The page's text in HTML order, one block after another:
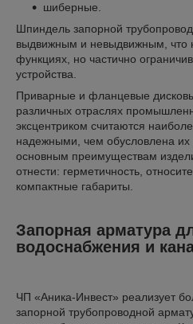
шиберные.
Шпиндель запорной
выдвижным и невыдвижным, что
функциях, но частично
устройства.
Приварные и фланцевые
различных отраслях
эксцентриком считаются
надежными, чем обусловлена их
основным преимуществам
отнести: герметичность,
компактные габариты.
Запорная арматура
водоснабжения и
ЧП «Аника-Инвест» реализует
запорной трубопроводной